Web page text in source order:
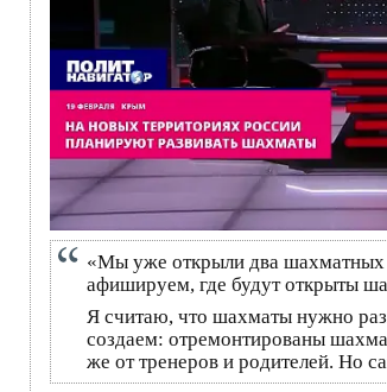
«Мы уже открыли два шахматных
афишируем, где будут открыты
Я считаю, что шахматы нужно
создаем: отремонтированы
же от тренеров и родителей. Но